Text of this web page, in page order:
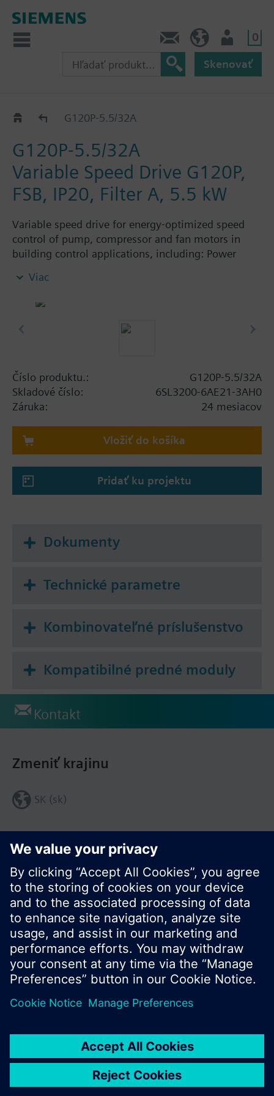
0
Skenovať
G120P..2AG120P-5.5/32A
G120P-5.5/32A
Variable Speed Drive G120P,
FSB, IP20, Filter A, 5.5 kW
Variable speed drive for energy-optimized speed
control of pump, compressor and fan motors in
building control applications, including: Power
screening plate without panel.
Additional info
When using a screening kit for the Power Module
The depth increases when using a BOP-2 by 10
mm, and with an IOP 20 mm.
Viac
Číslo produktu.:
G120P-5.5/32A
Skladové číslo:
6SL3200-6AE21-3AH0
Záruka:
24 mesiacov
Vložiť do košíka
Pridať ku projektu
Dokumenty
Technické parametre
Kombinovateľné príslušenstvo
Kompatibilné predné moduly
Kontakt
Zdieľať túto stránku:
Zmeniť krajinu
SK (sk)
© Siemens Switzerland Ltd. 2016
rôznych krajinách.